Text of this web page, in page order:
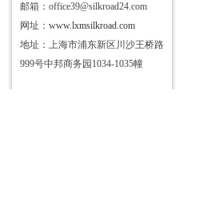
邮箱：office39@silkroad24.com
网址： www.lxmsilkroad.com
地址：上海市浦东新区川沙王桥路
999号中邦商务园1034-1035幢